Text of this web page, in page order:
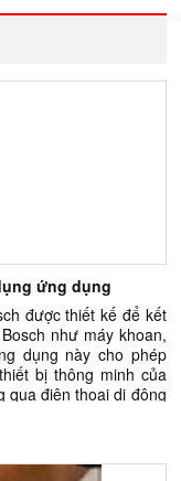
ứng dụng
được thiết kế để kết
như máy khoan,
dụng này cho phép
bị thông minh của
qua điện thoại di động
cung cấp nhiều
soát từ xa: Người
và năng lượng. -